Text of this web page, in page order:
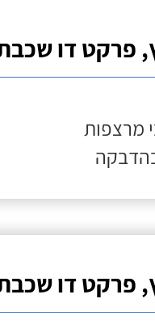
פרקט דו
מרצפות
פרקט דו